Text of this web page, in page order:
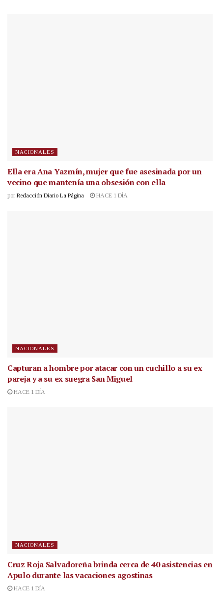
NACIONALES
Ella era Ana Yazmín, mujer que fue asesinada por un
vecino que mantenía una obsesión con ella
por Redacción Diario La Página HACE 1 DÍA
NACIONALES
Capturan a hombre por atacar con un cuchillo a su ex
pareja y a su ex suegra San Miguel
HACE 1 DÍA
NACIONALES
Cruz Roja Salvadoreña brinda cerca de 40 asistencias en
Apulo durante las vacaciones agostinas
HACE 1 DÍA